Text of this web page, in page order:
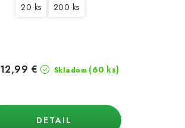
20 ks 200 ks
Skladom (60 ks)
12,99 €
DETAIL